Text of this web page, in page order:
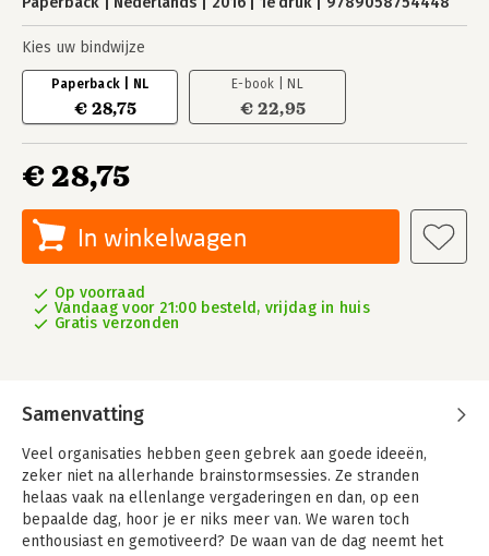
Kies uw bindwijze
Paperback | NL
€ 28,75
E-book | NL
€ 22,95
€ 28,75
In winkelwagen
Op voorraad
Vandaag voor 21:00 besteld, vrijdag in huis
Gratis verzonden
Samenvatting
Veel organisaties hebben geen gebrek aan goede ideeën,
zeker niet na allerhande brainstormsessies. Ze stranden
helaas vaak na ellenlange vergaderingen en dan, op een
bepaalde dag, hoor je er niks meer van. We waren toch
enthousiast en gemotiveerd? De waan van de dag neemt het